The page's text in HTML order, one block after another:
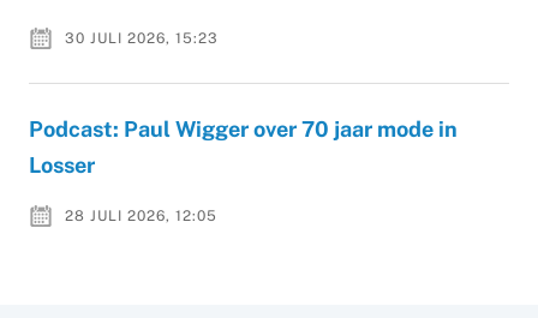
30 JULI 2026, 15:23
Podcast: Paul Wigger over 70 jaar mode in
Losser
28 JULI 2026, 12:05